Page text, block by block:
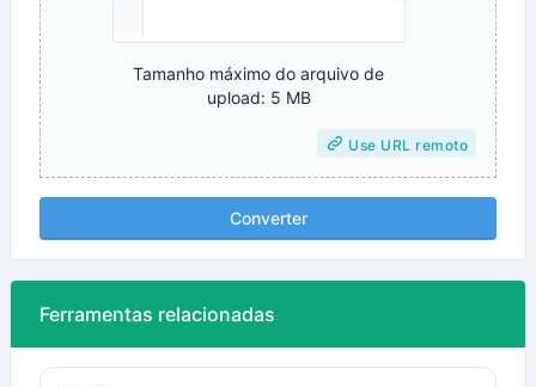
Tamanho máximo do arquivo de
upload: 5 MB
Use URL remoto
Converter
Ferramentas relacionadas